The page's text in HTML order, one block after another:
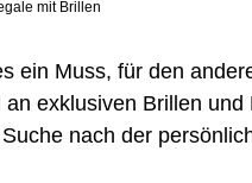
ein Muss, für den
an exklusiven Brillen
nach der